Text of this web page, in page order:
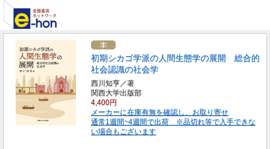
初期シカゴ学派の人間生態学の展開 総合的
社会認識の社会学
西川知亨／著
関西大学出版部
4,400円
メーカーに在庫有無を確認し、お取り寄せ
通常1週間~4週間で出荷 ※品切れ等で入手できな
い場合もございます